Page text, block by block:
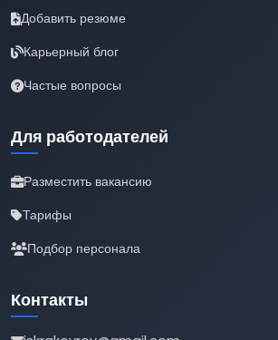
Добавить резюме
Карьерный блог
Частые вопросы
Для работодателей
Разместить вакансию
Тарифы
Подбор персонала
Контакты